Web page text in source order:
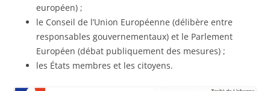
européen) ;
le Conseil de l’Union Européenne (délibère entre
responsables gouvernementaux) et le Parlement
Européen (débat publiquement des mesures) ;
les États membres et les citoyens.